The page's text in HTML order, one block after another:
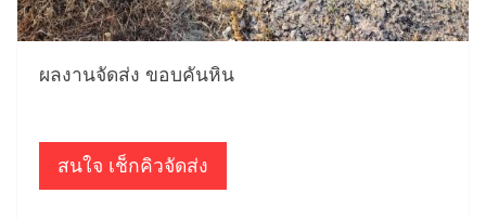
ผลงานจัดส่ง ขอบคันหิน
สนใจ เช็กคิวจัดส่ง